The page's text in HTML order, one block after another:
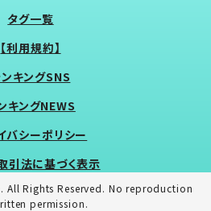
タグ一覧
【利用規約】
キングSNS
キングNEWS
バシーポリシー
引法に基づく表示
Rights Reserved. No reproduction
permission.